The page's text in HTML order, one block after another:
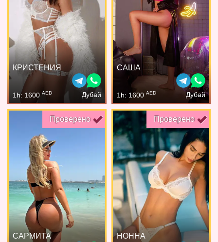
КРИСТЕНИЯ
1h: 1600 AED Дубай
САША
1h: 1600 AED Дубай
Проверено
САРМИТА
Проверено
НОННА